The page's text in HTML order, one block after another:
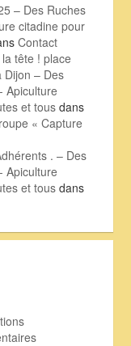
– Des Ruches
citadine pour
Contact
tête ! place
Dijon – Des
Apiculture
et tousdans
« Capture
. – Des
Apiculture
et tousdans